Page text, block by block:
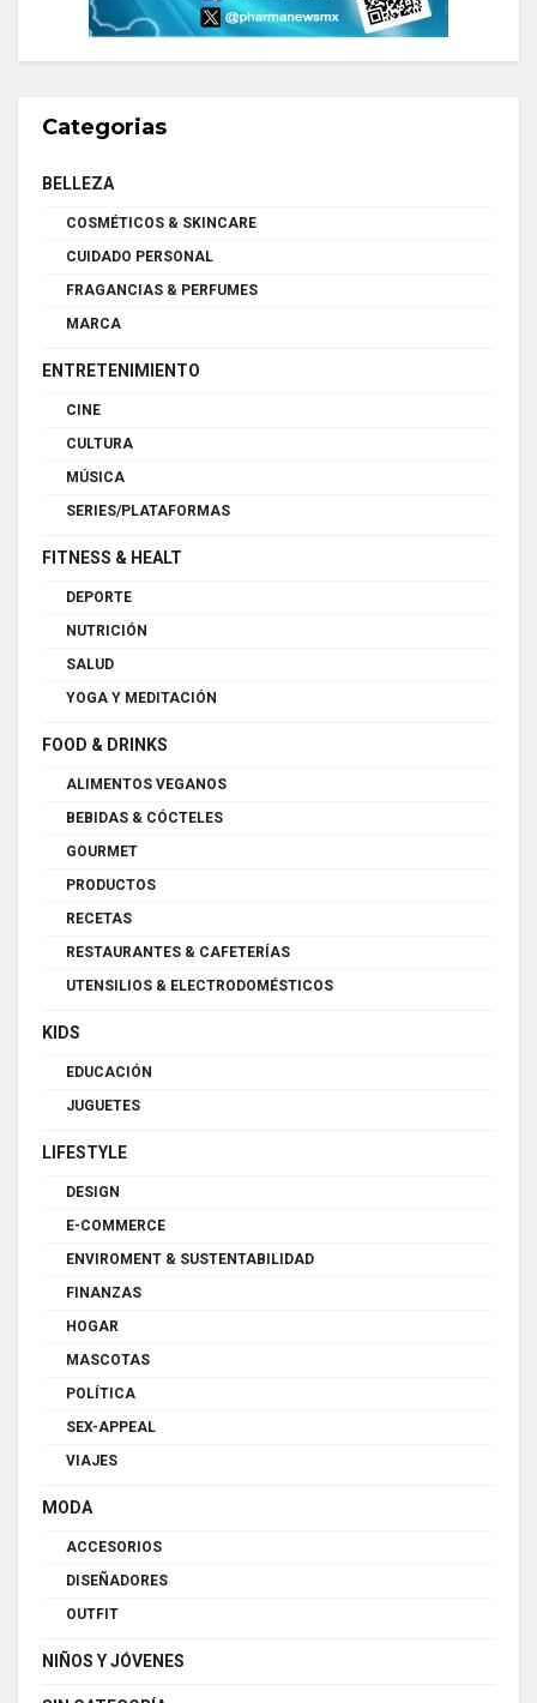
Categorias
BELLEZA
COSMÉTICOS & SKINCARE
CUIDADO PERSONAL
FRAGANCIAS & PERFUMES
MARCA
ENTRETENIMIENTO
CINE
CULTURA
MÚSICA
SERIES/PLATAFORMAS
FITNESS & HEALT
DEPORTE
NUTRICIÓN
SALUD
YOGA Y MEDITACIÓN
FOOD & DRINKS
ALIMENTOS VEGANOS
BEBIDAS & CÓCTELES
GOURMET
PRODUCTOS
RECETAS
RESTAURANTES & CAFETERÍAS
UTENSILIOS & ELECTRODOMÉSTICOS
KIDS
EDUCACIÓN
JUGUETES
LIFESTYLE
DESIGN
E-COMMERCE
ENVIROMENT & SUSTENTABILIDAD
FINANZAS
HOGAR
MASCOTAS
POLÍTICA
SEX-APPEAL
VIAJES
MODA
ACCESORIOS
DISEÑADORES
OUTFIT
NIÑOS Y JÓVENES